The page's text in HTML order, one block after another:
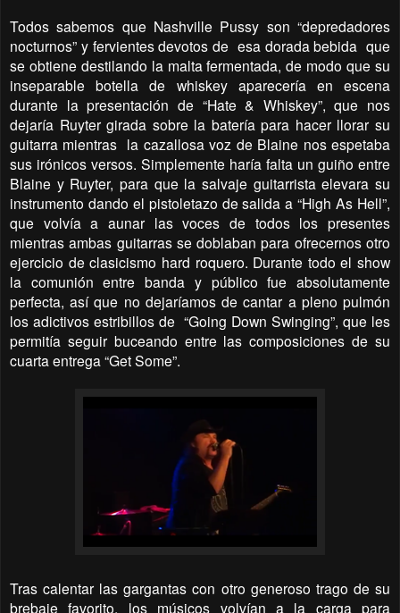
Todos sabemos que Nashville Pussy son “depredadores
nocturnos” y fervientes devotos de esa dorada bebida que
se obtiene destilando la malta fermentada, de modo que su
inseparable botella de whiskey aparecería en escena
durante la presentación de “Hate & Whiskey”, que nos
dejaría Ruyter girada sobre la batería para hacer llorar su
guitarra mientras la cazallosa voz de Blaine nos espetaba
sus irónicos versos. Simplemente haría falta un guiño entre
Blaine y Ruyter, para que la salvaje guitarrista elevara su
instrumento dando el pistoletazo de salida a “High As Hell”,
que volvía a aunar las voces de todos los presentes
mientras ambas guitarras se doblaban para ofrecernos otro
ejercicio de clasicismo hard roquero. Durante todo el show
la comunión entre banda y público fue absolutamente
perfecta, así que no dejaríamos de cantar a pleno pulmón
los adictivos estribillos de “Going Down Swinging”, que les
permitía seguir buceando entre las composiciones de su
cuarta entrega “Get Some”.
Tras calentar las gargantas con otro generoso trago de su
brebaje favorito, los músicos volvían a la carga para